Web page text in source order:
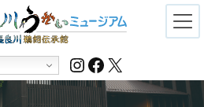
Instagram
Facebook
X